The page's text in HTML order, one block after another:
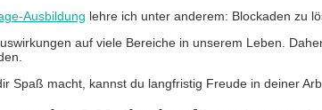
Ausbildung lehre ich unter anderem: Blockaden zu
auf viele Bereiche in unserem Leben.
Spaß macht, kannst du langfristig Freude in deiner